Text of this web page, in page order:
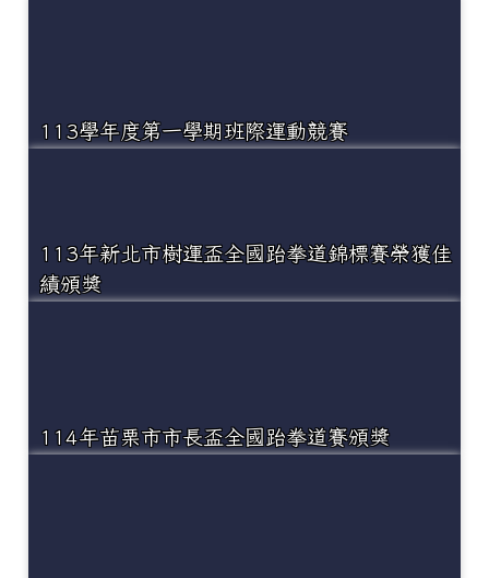
113學年度第一學期班際運動競賽
113年新北市樹運盃全國跆拳道錦標賽榮獲佳
績頒獎
114年苗栗市市長盃全國跆拳道賽頒獎